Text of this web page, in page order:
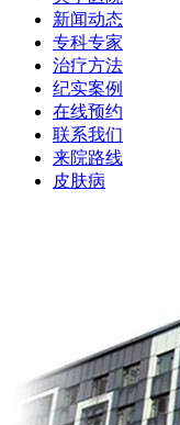
新闻动态
专科专家
治疗方法
纪实案例
在线预约
联系我们
来院路线
皮肤病